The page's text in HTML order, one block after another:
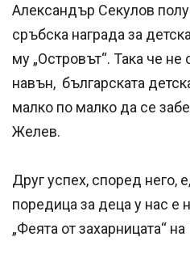
Александър Секулов
сръбска награда за
му „Островът“. Така че
навън, българската
малко по малко да се
Желев.
Друг успех, според него,
поредица за деца у нас е
„Феята от захарницата“